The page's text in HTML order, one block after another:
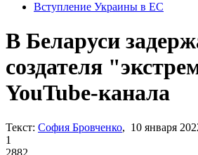
Вступление Украины в ЕС
В Беларуси
создателя
YouTube-канала
Текст: София Бровченко, 10 января
1
2882